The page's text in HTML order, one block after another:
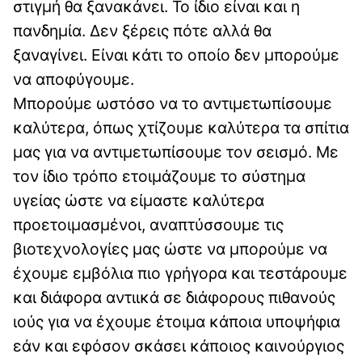
στιγμή θα ξανακάνει. Το ίδιο είναι και η
πανδημία. Δεν ξέρεις πότε αλλά θα
ξαναγίνει. Είναι κάτι το οποίο δεν μπορούμε
να αποφύγουμε.
Μπορούμε ωστόσο να το αντιμετωπίσουμε
καλύτερα, όπως χτίζουμε καλύτερα τα σπίτια
μας για να αντιμετωπίσουμε τον σεισμό. Με
τον ίδιο τρόπο ετοιμάζουμε το σύστημα
υγείας ώστε να είμαστε καλύτερα
προετοιμασμένοι, αναπτύσσουμε τις
βιοτεχνολογίες μας ώστε να μπορούμε να
έχουμε εμβόλια πιο γρήγορα και τεστάρουμε
και διάφορα αντιικά σε διάφορους πιθανούς
ιούς για να έχουμε έτοιμα κάποια υποψήφια
εάν και εφόσον σκάσει κάποιος καινούργιος